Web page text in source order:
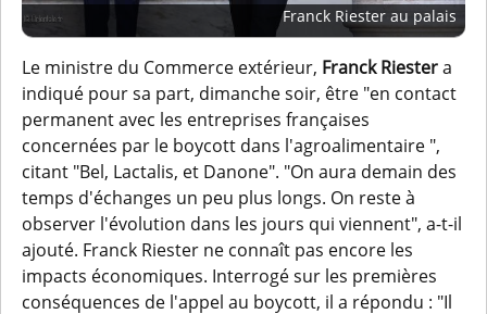
Franck Riester au palais
Le ministre du Commerce extérieur, Franck Riestera
indiqué pour sa part, dimanche soir, être "en contact
permanent avec les entreprises françaises
concernées par le boycott dans l'agroalimentaire ",
citant "Bel, Lactalis, et Danone". "On aura demain des
temps d'échanges un peu plus longs. On reste à
observer l'évolution dans les jours qui viennent", a-t-il
ajouté. Franck Riester ne connaît pas encore les
impacts économiques. Interrogé sur les premières
conséquences de l'appel au boycott, il a répondu : "Il